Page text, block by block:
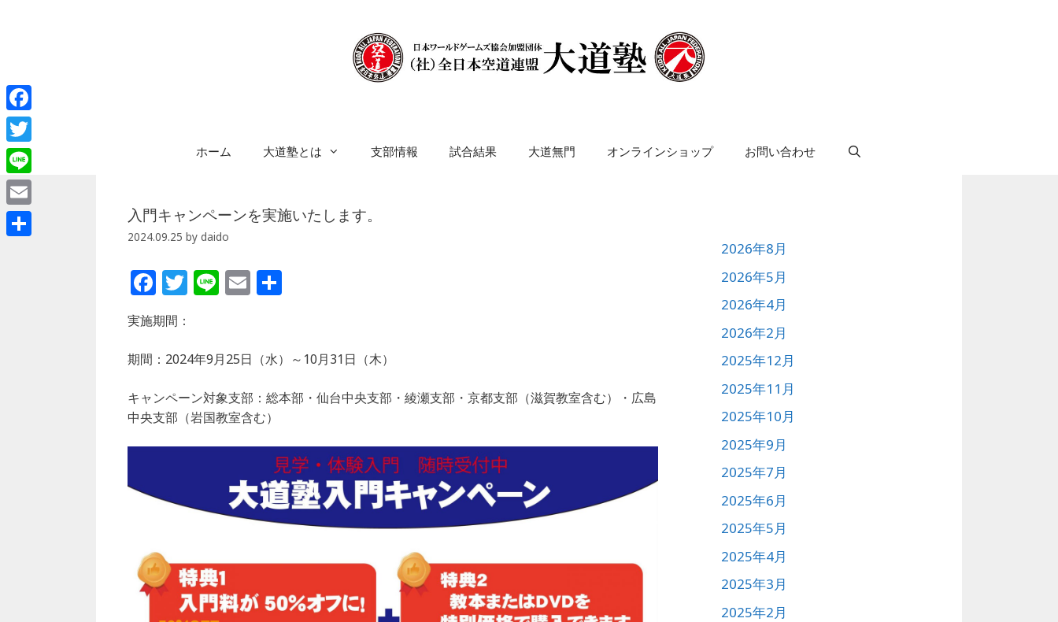
ツ
へ
ス
キ
ッ
プ
ホーム 大道塾とは 支部情報 試合結果 大道無門 オンラインショップ お問い合わせ
入門キャンペーンを実施いたします。
2024.09.25 by daido
F
a
c
e
o
o
T
e
Li E
l
実施期間：
期間：2024年9月25日（水）～10月31日（木）
キャンペーン対象支部：総本部・仙台中央支部・綾瀬支部・京都支部（滋賀教室含む）・広島
中央支部（岩国教室含む）
2026年8月
2026年5月
2026年4月
2026年2月
2025年12月
2025年11月
2025年10月
2025年9月
2025年7月
2025年6月
2025年5月
2025年4月
2025年3月
2025年2月
Facebook
Twitter
Line
Email